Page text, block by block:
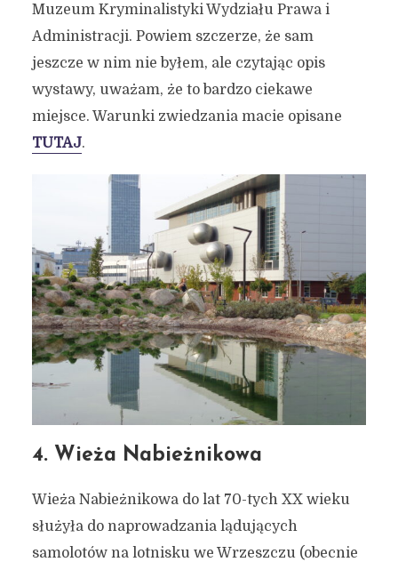
Muzeum Kryminalistyki Wydziału Prawa i
Administracji. Powiem szczerze, że sam
jeszcze w nim nie byłem, ale czytając opis
wystawy, uważam, że to bardzo ciekawe
miejsce. Warunki zwiedzania macie opisane
TUTAJ.
4. Wieża Nabieżnikowa
Wieża Nabieżnikowa do lat 70-tych XX wieku
służyła do naprowadzania lądujących
samolotów na lotnisku we Wrzeszczu (obecnie